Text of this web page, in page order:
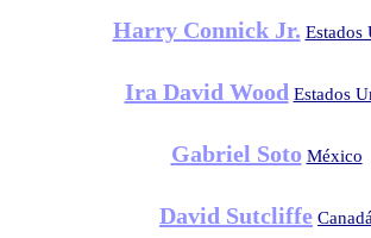
Harry Connick Jr. Estados
Ira David Wood Estados
Gabriel Soto México
David Sutcliffe Canadá